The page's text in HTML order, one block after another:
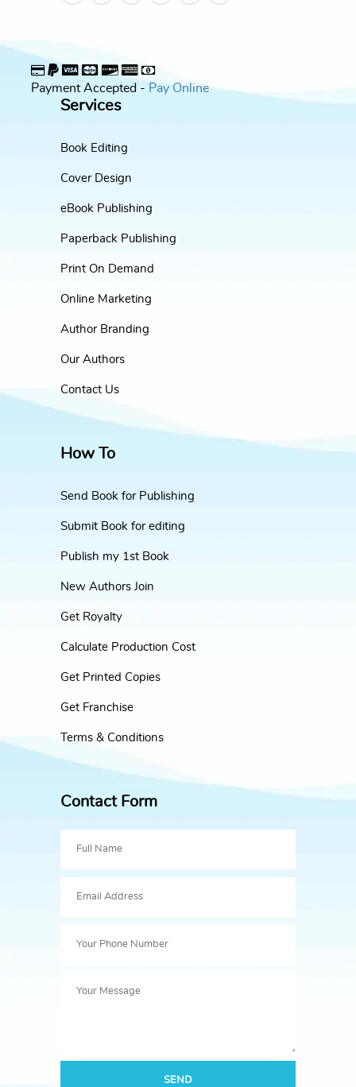
Payment Accepted - Pay Online
Services
Book Editing
Cover Design
eBook Publishing
Paperback Publishing
Print On Demand
Online Marketing
Author Branding
Our Authors
Contact Us
How To
Send Book for Publishing
Submit Book for editing
Publish my 1st Book
New Authors Join
Get Royalty
Calculate Production Cost
Get Printed Copies
Get Franchise
Terms & Conditions
Contact Form
SEND